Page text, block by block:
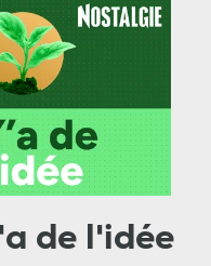
de l'idée